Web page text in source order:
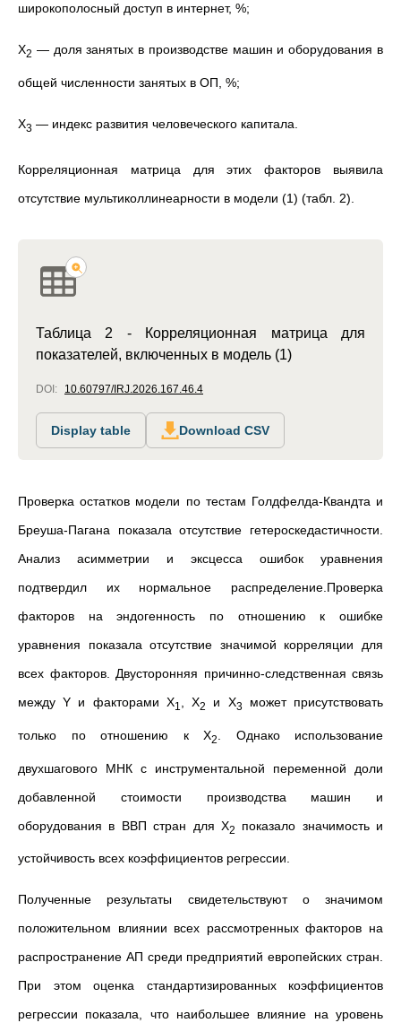
широкополосный доступ в интернет, %;
X2 — доля занятых в производстве машин и оборудования в
общей численности занятых в ОП, %;
X3 — индекс развития человеческого капитала.
Корреляционная матрица для этих факторов выявила
отсутствие мультиколлинеарности в модели (1) (табл. 2).
Таблица 2 - Корреляционная матрица для
показателей, включенных в модель (1)
DOI: 10.60797/IRJ.2026.167.46.4
Display table Download CSV
Проверка остатков модели по тестам Голдфелда-Квандта и
Бреуша-Пагана показала отсутствие гетероскедастичности.
Анализ асимметрии и эксцесса ошибок уравнения
подтвердил их нормальное распределение.Проверка
факторов на эндогенность по отношению к ошибке
уравнения показала отсутствие значимой корреляции для
всех факторов. Двусторонняя причинно-следственная связь
между Y и факторами X1 , X2 и X3 может присутствовать
только по отношению к X2 . Однако использование
двухшагового МНК с инструментальной переменной доли
добавленной стоимости производства машин и
оборудования в ВВП стран для X2 показало значимость и
устойчивость всех коэффициентов регрессии.
Полученные результаты свидетельствуют о значимом
положительном влиянии всех рассмотренных факторов на
распространение АП среди предприятий европейских стран.
При этом оценка стандартизированных коэффициентов
регрессии показала, что наибольшее влияние на уровень